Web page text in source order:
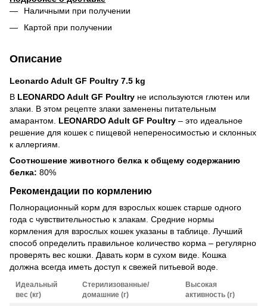
Наличными при получении
Картой при получении
Описание
Leonardo Adult GF Poultry 7.5 kg
В LEONARDO Adult GF Poultry не используются глютен или
злаки. В этом рецепте злаки заменены питательным
амарантом. LEONARDO Adult GF Poultry – это идеальное
решение для кошек с пищевой непереносимостью и склонных
к аллергиям.
Соотношение животного белка к общему содержанию
белка: 80%
Рекомендации по кормлению
Полнорационный корм для взрослых кошек старше одного
года с чувствительностью к злакам. Средние нормы
кормления для взрослых кошек указаны в таблице. Лучший
способ определить правильное количество корма – регулярно
проверять вес кошки. Давать корм в сухом виде. Кошка
должна всегда иметь доступ к свежей питьевой воде.
Идеальный
вес (кг)
Стерилизованные/
домашние (г)
Высокая
активность (г)